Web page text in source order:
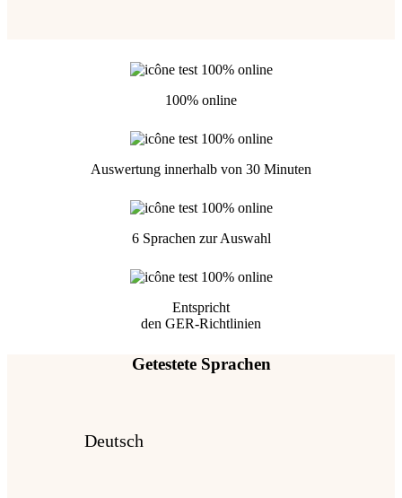
100% online
Auswertung innerhalb von 30 Minuten
6 Sprachen zur Auswahl
Entspricht
den GER-Richtlinien
Getestete Sprachen
Deutsch